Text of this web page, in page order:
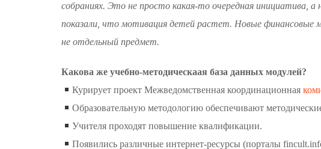
собраниях. Это не просто какая-то очередная
показали, что мотивация детей растет. Новые финансовые
не отдельный предмет.
Какова же учебно-методическаая база данных модулей?
Курирует проект Межведомственная координационная
Образовательную методологию обеспечивают
Учителя проходят повышение квалификации.
Появились различные интернет-ресурсы (порталы